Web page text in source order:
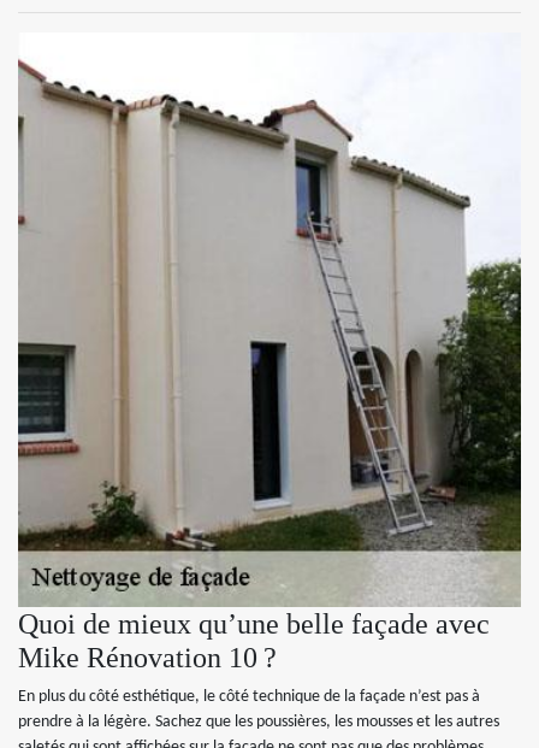
Quoi de mieux qu’une belle façade avec
Mike Rénovation 10 ?
En plus du côté esthétique, le côté technique de la façade n’est pas à
prendre à la légère. Sachez que les poussières, les mousses et les autres